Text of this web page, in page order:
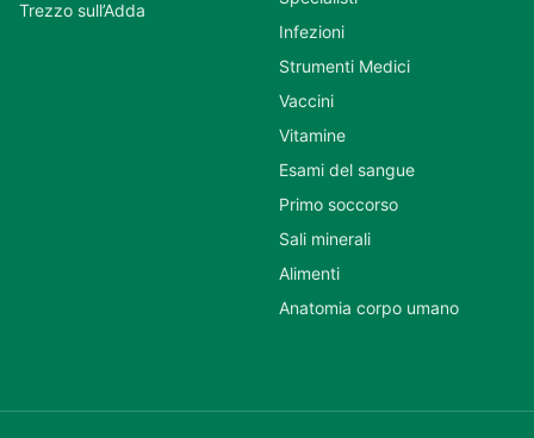
Trezzo sull’Adda
Infezioni
Strumenti Medici
Vaccini
Vitamine
Esami del sangue
Primo soccorso
Sali minerali
Alimenti
Anatomia corpo umano